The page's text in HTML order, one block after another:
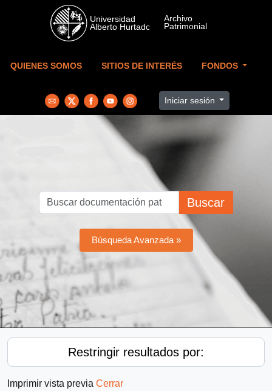
Skip to main content
QUIENES SOMOS SITIOS DE INTERÉS FONDOS
Iniciar sesión
Buscar
Búsqueda Avanzada »
Restringir resultados por:
Imprimir vista previa Cerrar